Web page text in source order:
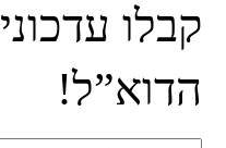
קבלו
הדוא”ל!